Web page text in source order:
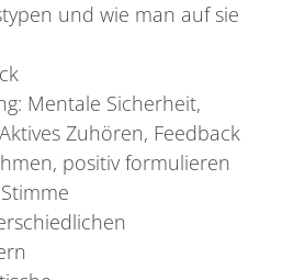
und wie man auf sie
Mentale Sicherheit,
Zuhören, Feedback
positiv formulieren